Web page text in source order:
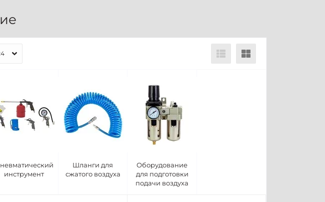
инструмент
Шланги для
сжатого воздуха
Оборудование
для подготовки
подачи воздуха